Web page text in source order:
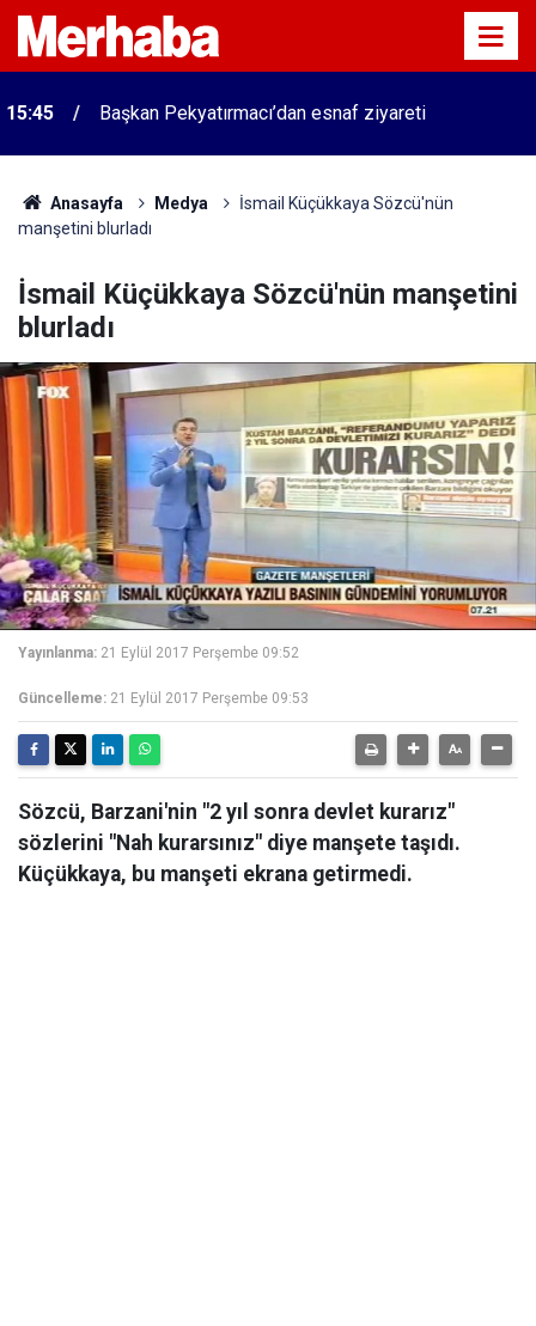
15:45 Başkan Pekyatırmacı’dan esnaf ziyareti
Anasayfa Medya
İsmail Küçükkaya Sözcü'nün
manşetini blurladı
İsmail Küçükkaya Sözcü'nün manşetini
blurladı
Yayınlanma: 21 Eylül 2017 Perşembe 09:52
Güncelleme: 21 Eylül 2017 Perşembe 09:53
Sözcü, Barzani'nin "2 yıl sonra devlet kurarız"
sözlerini "Nah kurarsınız" diye manşete taşıdı.
Küçükkaya, bu manşeti ekrana getirmedi.